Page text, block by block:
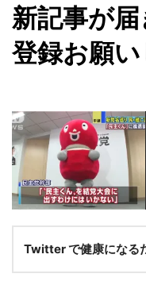
新記事が届
登録お願い
Twitter で健康になる